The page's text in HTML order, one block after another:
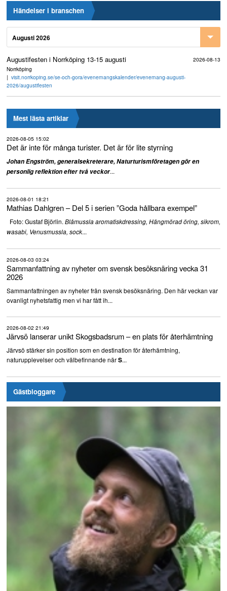
Händelser i branschen
Augusti 2026
Augustifesten i Norrköping 13-15 augusti
2026-08-13
Norrköping
visit.norrkoping.se/se-och-gora/evenemangskalender/evenemang-augusti-
2026/augustifesten
Mest lästa artiklar
2026-08-05 15:02
Det är inte för många turister. Det är för lite styrning
Johan Engström, generalsekreterare, Naturturismföretagen gör en
personlig reflektion efter två veckor...
2026-08-01 18:21
Mathias Dahlgren – Del 5 i serien ”Goda hållbara exempel”
Foto: Gustaf Björlin. Blåmussla aromatiskdressing, Hängmörad öring, sikrom,
wasabi, Venusmussla, sock...
2026-08-03 03:24
Sammanfattning av nyheter om svensk besöksnäring vecka 31
2026
Sammanfattningen av nyheter från svensk besöksnäring. Den här veckan var
ovanligt nyhetsfattig men vi har fått ih...
2026-08-02 21:49
Järvsö lanserar unikt Skogsbadsrum – en plats för återhämtning
Järvsö stärker sin position som en destination för återhämtning,
naturupplevelser och välbefinnande närS...
Gästbloggare